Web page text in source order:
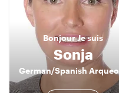
BonjourJe suis
Sonja